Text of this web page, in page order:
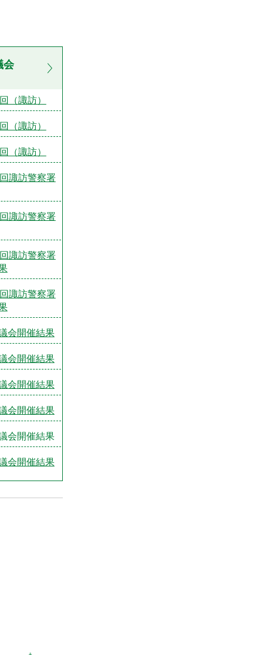
会
（諏訪）
（諏訪）
（諏訪）
諏訪警察署
諏訪警察署
諏訪警察署
諏訪警察署
会開催結果
会開催結果
会開催結果
会開催結果
会開催結果
会開催結果